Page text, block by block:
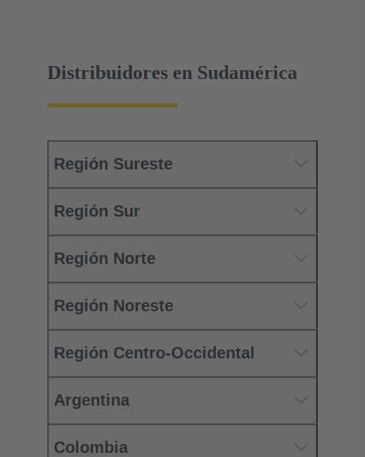
Distribuidores en Sudamérica
Región Sureste
Región Sur
Región Norte
Región Noreste
Región Centro-Occidental
Argentina
Colombia